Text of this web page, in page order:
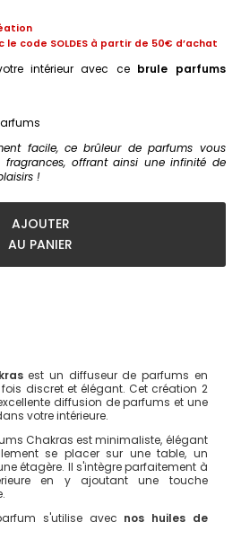
€.
code SOLDES à partir de 50€ d’achat
intérieur avec ce brule parfums
facile, ce brûleur de parfums vous
offrant ainsi une infinité de
!
AJOUTER
AU PANIER
est un diffuseur de parfums en
discret et élégant. Cet création 2
diffusion de parfums et une
votre intérieure.
Chakras est minimaliste, élégant
se placer sur une table, un
étagère. Il s'intègre parfaitement à
en y ajoutant une touche
s'utilise avec nos huiles de